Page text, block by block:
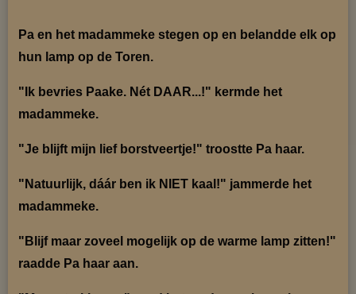
Pa en het madammeke stegen op en belandde elk op
hun lamp op de Toren.
"Ik bevries Paake. Nét DAAR...!" kermde het
madammeke.
"Je blijft mijn lief borstveertje!" troostte Pa haar.
"Natuurlijk, dáár ben ik NIET kaal!" jammerde het
madammeke.
"Blijf maar zoveel mogelijk op de warme lamp zitten!"
raadde Pa haar aan.